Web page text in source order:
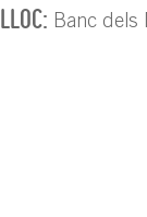
LLOC: Banc dels